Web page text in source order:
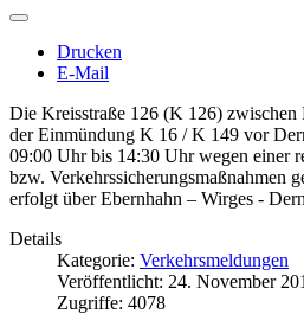
Drucken
E-Mail
Die Kreisstraße 126 (K 126) zwischen
der Einmündung K 16 / K 149 vor
09:00 Uhr bis 14:30 Uhr wegen einer
bzw. Verkehrssicherungsmaßnahmen
erfolgt über Ebernhahn – Wirges -
Details
Kategorie: Verkehrsmeldungen
Veröffentlicht: 24. November
Zugriffe: 4078